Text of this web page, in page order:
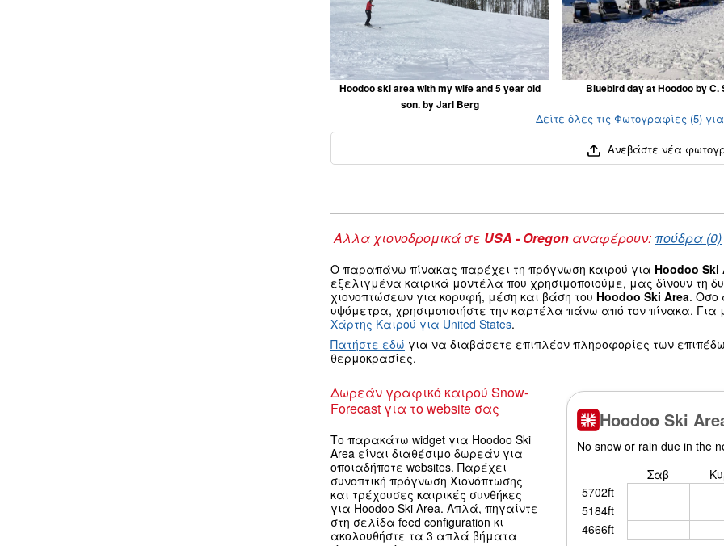
Hoodoo ski area with my wife and 5 year old
son. by Jarl Berg
Bluebird day at Hoodoo by C.
Δείτε όλες τις Φωτογραφίες (5)
Ανεβάστε νέα
Αλλα χιονοδρομικά σε USA - Oregon αναφέρουν: πούδρα (0)
Ο παραπάνω πίνακας παρέχει τη πρόγνωση καιρού για Hoodoo Ski
εξελιγμένα καιρικά μοντέλα που χρησιμοποιούμε, μας δίνουν τη
χιονοπτώσεων για κορυφή, μέση και βάση του Hoodoo Ski Area. Οσο
υψόμετρα, χρησιμοποιήστε την καρτέλα πάνω από τον πίνακα. Για
Χάρτης Καιρού για United States.
Πατήστε εδώ για να διαβάσετε επιπλέον πληροφορίες των
θερμοκρασίες.
Δωρεάν γραφικό καιρού Snow-
Forecast για το website σας
Το παρακάτω widget για Hoodoo Ski
Area είναι διαθέσιμο δωρεάν για
οποιαδήποτε websites. Παρέχει
συνοπτική πρόγνωση Χιονόπτωσης
και τρέχουσες καιρικές συνθήκες
για Hoodoo Ski Area. Απλά, πηγαίντε
στη σελίδα feed configuration κι
ακολουθήστε τα 3 απλά βήματα